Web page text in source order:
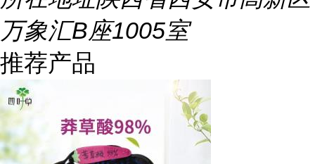
万象汇B座1005室
推荐产品